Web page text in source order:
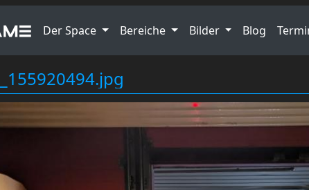
Der Space Bereiche Bilder Blog